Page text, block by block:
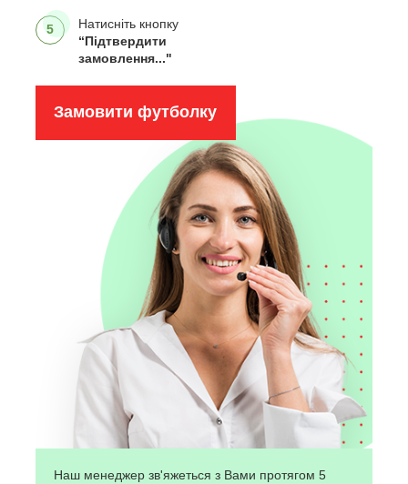
5
Натисніть кнопку
“Підтвердити
замовлення..."
Замовити футболку
Наш менеджер зв'яжеться з Вами протягом 5